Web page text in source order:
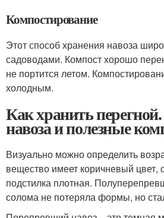
Компостирование
Этот способ хранения навоза
садоводами. Компост хорошо
не портится летом.
холодным.
Как хранить
навоза и полезные
Визуально можно определить
вещество имеет коричневый цвет,
подстилка плотная.
солома не потеряла формы, но